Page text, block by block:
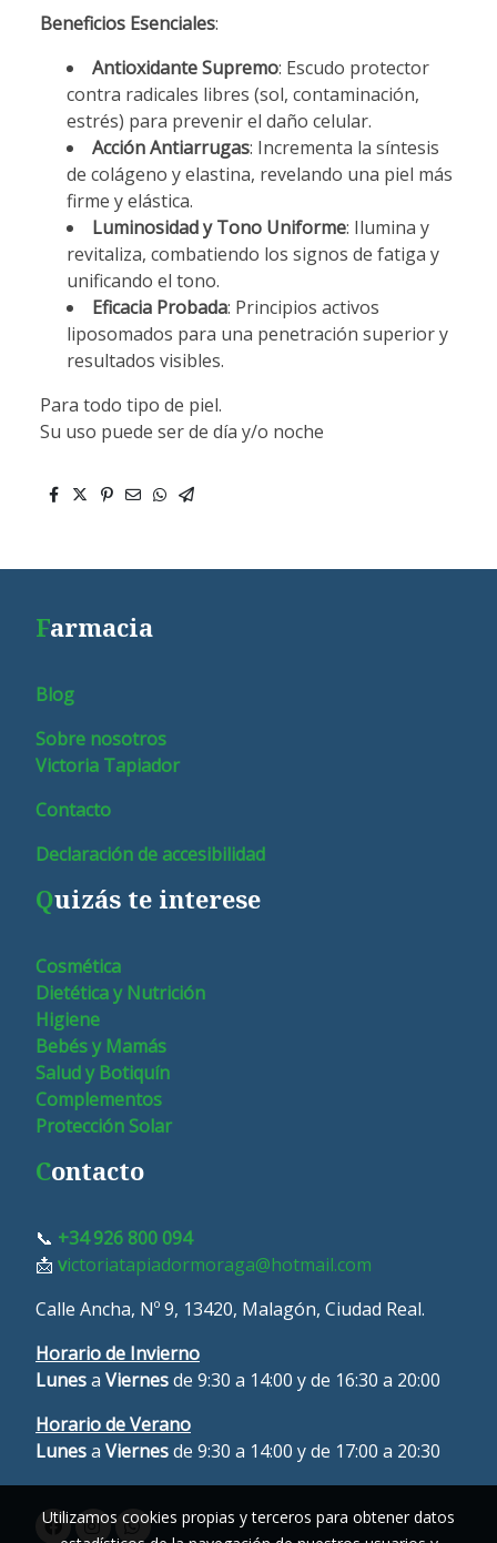
Beneficios Esenciales:
Antioxidante Supremo: Escudo protector
contra radicales libres (sol, contaminación,
estrés) para prevenir el daño celular.
Acción Antiarrugas: Incrementa la síntesis
de colágeno y elastina, revelando una piel más
firme y elástica.
Luminosidad y Tono Uniforme: Ilumina y
revitaliza, combatiendo los signos de fatiga y
unificando el tono.
Eficacia Probada: Principios activos
liposomados para una penetración superior y
resultados visibles.
Para todo tipo de piel.
Su uso puede ser de día y/o noche
Farmacia
Blog
Sobre nosotros
Victoria Tapiador
Contacto
Declaración de accesibilidad
Quizás te interese
Cosmética
Dietética y Nutrición
Higiene
Bebés y Mamás
Salud y Botiquín
Complementos
Protección Solar
Contacto
📞 +34 926 800 094
📩 victoriatapiadormoraga@hotmail.com
Calle Ancha, Nº 9, 13420, Malagón, Ciudad Real.
Horario de Invierno
Lunesa Viernesde 9:30 a 14:00 y de 16:30 a 20:00
Horario de Verano
Lunesa Viernesde 9:30 a 14:00 y de 17:00 a 20:30
Utilizamos cookies propias y terceros para obtener datos